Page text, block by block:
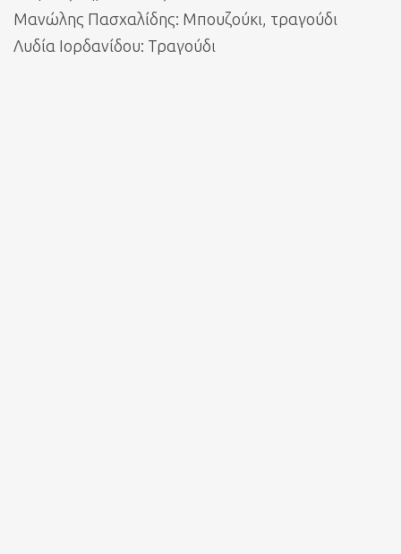
Μανώλης Πασχαλίδης: Μπουζούκι, τραγούδι
Λυδία Ιορδανίδου: Τραγούδι